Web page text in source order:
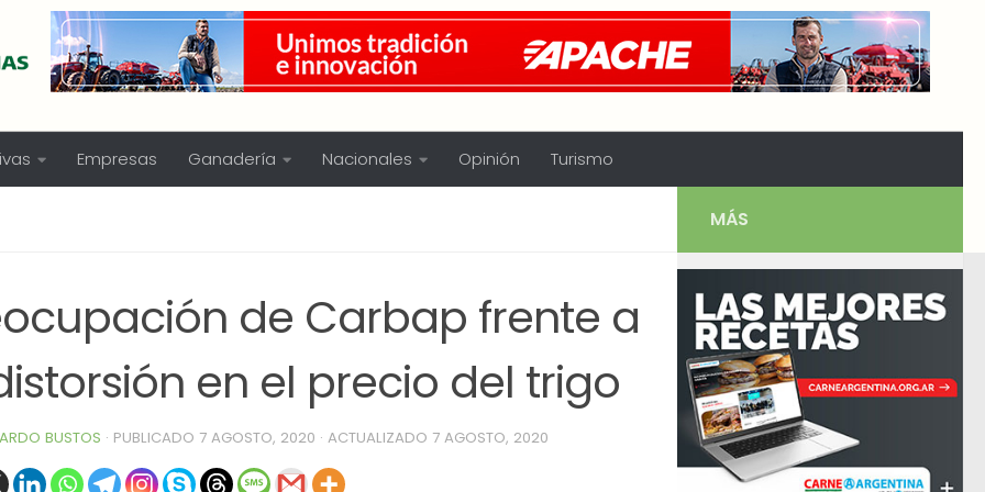
Empresas Ganadería Nacionales Opinión Turismo
de Carbap frente a
en el precio del trigo
BUSTOS · PUBLICADO 7 AGOSTO, 2020 · ACTUALIZADO 7 AGOSTO, 2020
MÁS